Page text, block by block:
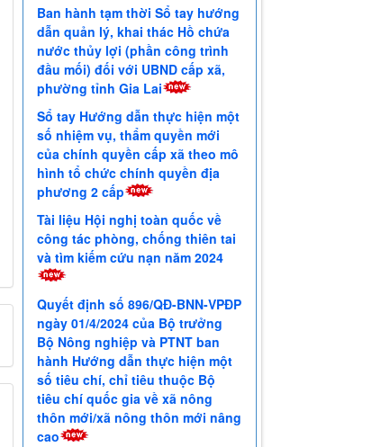
Ban hành tạm thời Sổ tay hướng
dẫn quản lý, khai thác Hồ chứa
nước thủy lợi (phần công trình
đầu mối) đối với UBND cấp xã,
phường tỉnh Gia Lai
Sổ tay Hướng dẫn thực hiện một
số nhiệm vụ, thẩm quyền mới
của chính quyền cấp xã theo mô
hình tổ chức chính quyền địa
phương 2 cấp
Tài liệu Hội nghị toàn quốc về
công tác phòng, chống thiên tai
và tìm kiếm cứu nạn năm 2024
Quyết định số 896/QĐ-BNN-VPĐP
ngày 01/4/2024 của Bộ trưởng
Bộ Nông nghiệp và PTNT ban
hành Hướng dẫn thực hiện một
số tiêu chí, chỉ tiêu thuộc Bộ
tiêu chí quốc gia về xã nông
thôn mới/xã nông thôn mới nâng
cao